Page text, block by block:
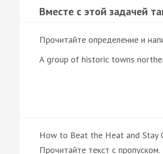
Вместе с этой задачей
Прочитайте определение и
A group of historic towns
How to Beat the Heat and Stay
Прочитайте текст с